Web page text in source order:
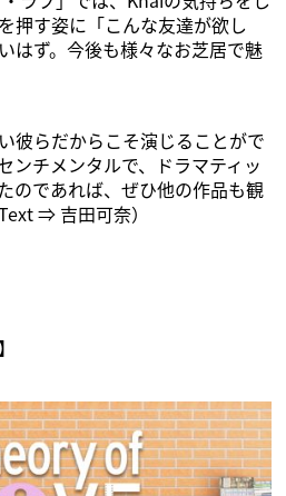
押す姿に「こんな友達が欲し
はず。今後も様々なお芝居で魅
彼らだからこそ演じることがで
ンチメンタルで、ドラマティッ
のであれば、ぜひ他の作品も観
⇒ 吉田可奈）